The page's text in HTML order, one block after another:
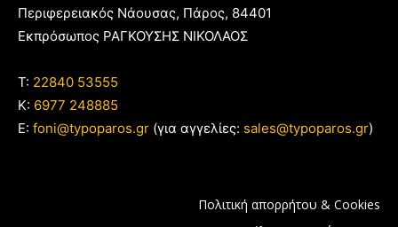
Περιφερειακός Νάουσας, Πάρος, 84401
Εκπρόσωπος ΡΑΓΚΟΥΣΗΣ ΝΙΚΟΛΑΟΣ
T: 22840 53555
Κ: 6977 248885
E: foni@typoparos.gr (για αγγελίες: sales@typoparos.gr)
Πολιτική απορρήτου & Cookies